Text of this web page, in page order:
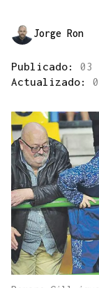
Jorge Ron
Publicado: 03
Actualizado: